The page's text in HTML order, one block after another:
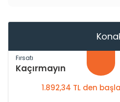
Fırsatı
Kaçırmayın
1.892,34 TL den